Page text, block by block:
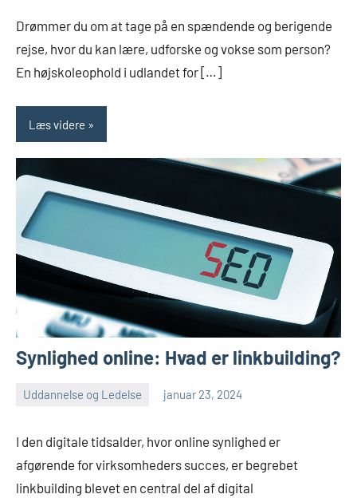
Drømmer du om at tage på en spændende og berigende
rejse, hvor du kan lære, udforske og vokse som person?
En højskoleophold i udlandet for […]
Læs videre
Synlighed online: Hvad er linkbuilding?
Uddannelse og Ledelse januar 23, 2024
I den digitale tidsalder, hvor online synlighed er
afgørende for virksomheders succes, er begrebet
linkbuilding blevet en central del af digital